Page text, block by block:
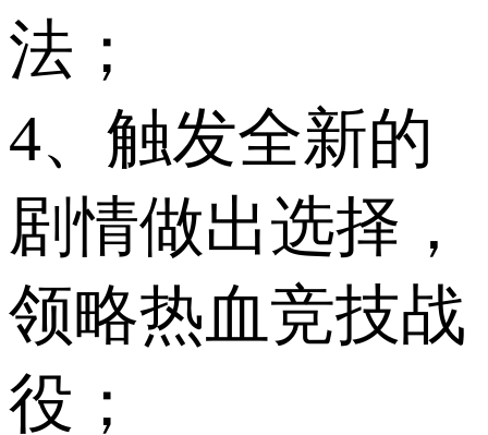
法；
4、触发全新的
剧情做出选择，
领略热血竞技战
役；